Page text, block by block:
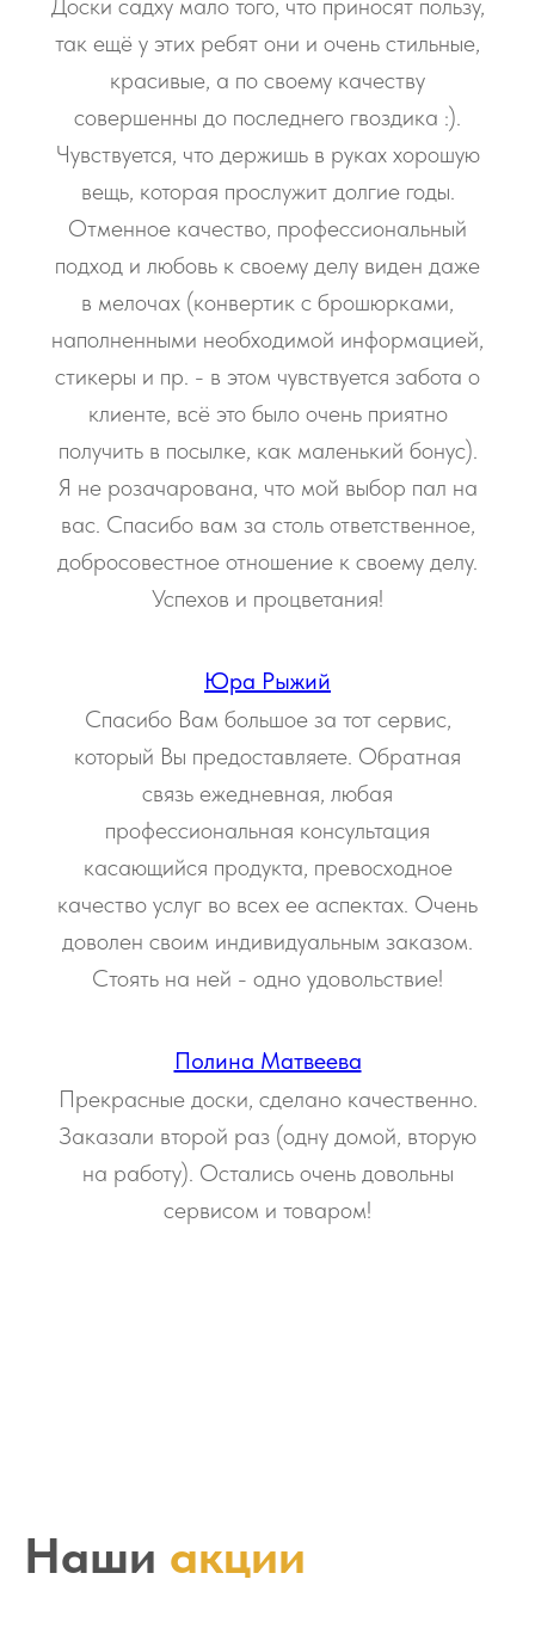
так ещё у этих ребят они и очень стильные,
красивые, а по своему качеству
совершенны до последнего гвоздика :).
Чувствуется, что держишь в руках хорошую
вещь, которая прослужит долгие годы.
Отменное качество, профессиональный
подход и любовь к своему делу виден даже
в мелочах (конвертик с брошюрками,
наполненными необходимой информацией,
стикеры и пр. - в этом чувствуется забота о
клиенте, всё это было очень приятно
получить в посылке, как маленький бонус).
Я не розачарована, что мой выбор пал на
вас. Спасибо вам за столь ответственное,
добросовестное отношение к своему делу.
Успехов и процветания!
Юра Рыжий
Спасибо Вам большое за тот сервис,
который Вы предоставляете. Обратная
связь ежедневная, любая
профессиональная консультация
касающийся продукта, превосходное
качество услуг во всех ее аспектах. Очень
доволен своим индивидуальным заказом.
Стоять на ней - одно удовольствие!
Полина Матвеева
Прекрасные доски, сделано качественно.
Заказали второй раз (одну домой, вторую
на работу). Остались очень довольны
сервисом и товаром!
Наши акции